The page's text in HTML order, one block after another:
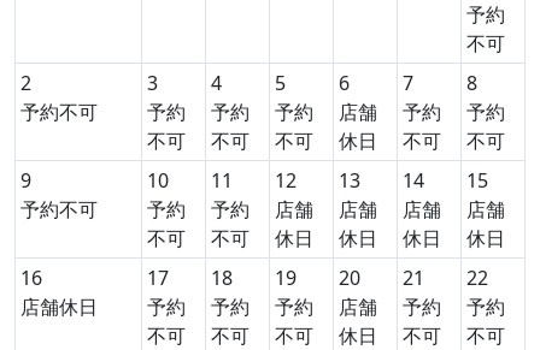
予約
不可
2
予約不可
3
予約
不可
4
予約
不可
5
予約
不可
6
店舗
休日
7
予約
不可
8
予約
不可
9
予約不可
10
予約
不可
11
予約
不可
12
店舗
休日
13
店舗
休日
14
店舗
休日
15
店舗
休日
16
店舗休日
17
予約
不可
18
予約
不可
19
予約
不可
20
店舗
休日
21
予約
不可
22
予約
不可